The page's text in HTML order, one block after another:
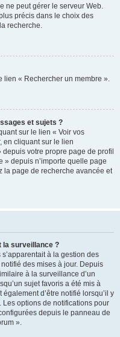
ne peut gérer le serveur Web.
précis dans le choix des
recherche.
lien « Rechercher un membre ».
et sujets ?
sur le lien « Voir vos
en cliquant sur le lien
votre propre page de profil
» depuis n’importe quelle page
la page de recherche avancée et
la surveillance ?
à la gestion des
des mises à jour. Depuis
à la surveillance d’un
sujet favoris a été mis à
d’être notifié lorsqu’il y
options de notifications pour
depuis le panneau de
».